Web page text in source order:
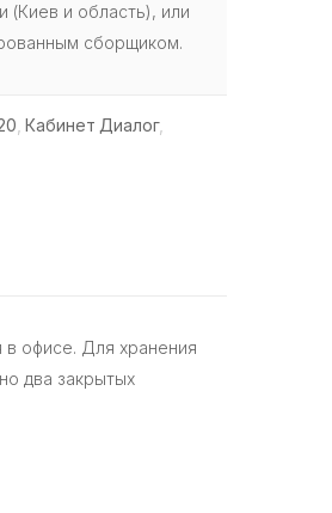
(Киев и область), или
сборщиком.
,Кабинет Диалог,
в офисе. Для хранения
два закрытых